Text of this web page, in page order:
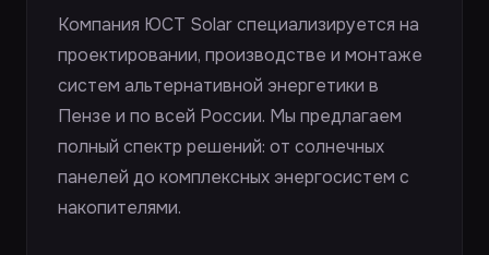
Компания ЮСТ Solar специализируется на
проектировании, производстве и монтаже
систем альтернативной энергетики в
Пензе и по всей России. Мы предлагаем
полный спектр решений: от солнечных
панелей до комплексных энергосистем с
накопителями.